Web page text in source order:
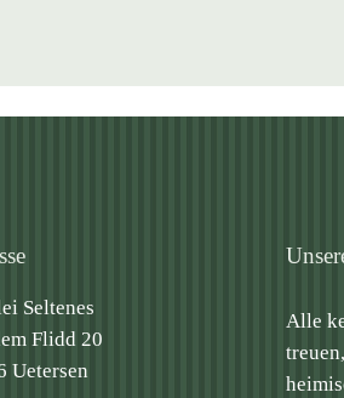
Seltenes
Flidd 20
Uetersen
Alle